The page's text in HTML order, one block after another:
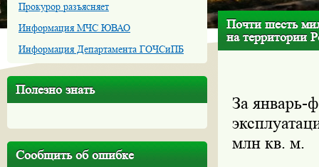
Прокурор разъясняет
Информация МЧС ЮВАО
Информация Департамента ГОЧСиПБ
Полезно знать
Сообщить об ошибке
Почти шесть
на территории
За январь-
млн кв. м.